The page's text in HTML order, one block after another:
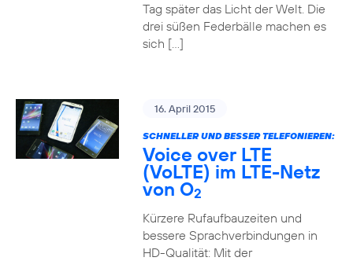
Tag später das Licht der Welt. Die
drei süßen Federbälle machen es
sich […]
16. April 2015
SCHNELLER UND BESSER TELEFONIEREN:
Voice over LTE
(VoLTE) im LTE-Netz
von O2
Kürzere Rufaufbauzeiten und
bessere Sprachverbindungen in
HD-Qualität: Mit der